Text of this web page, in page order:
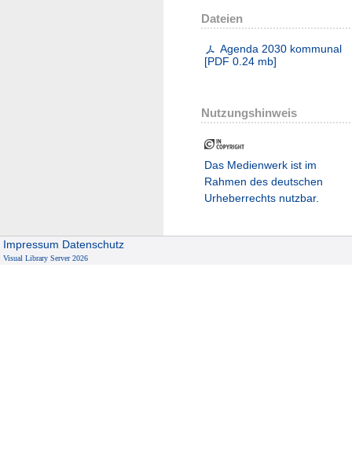
Dateien
Agenda 2030 kommunal
[PDF 0.24 mb]
Nutzungshinweis
Das Medienwerk ist im
Rahmen des deutschen
Urheberrechts nutzbar.
Impressum Datenschutz
Visual Library Server 2026